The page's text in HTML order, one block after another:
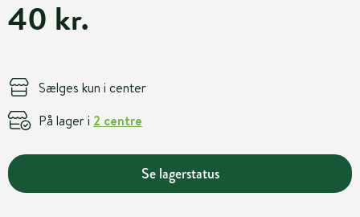
40 kr.
Sælges kun i center
På lager i 2 centre
Se lagerstatus